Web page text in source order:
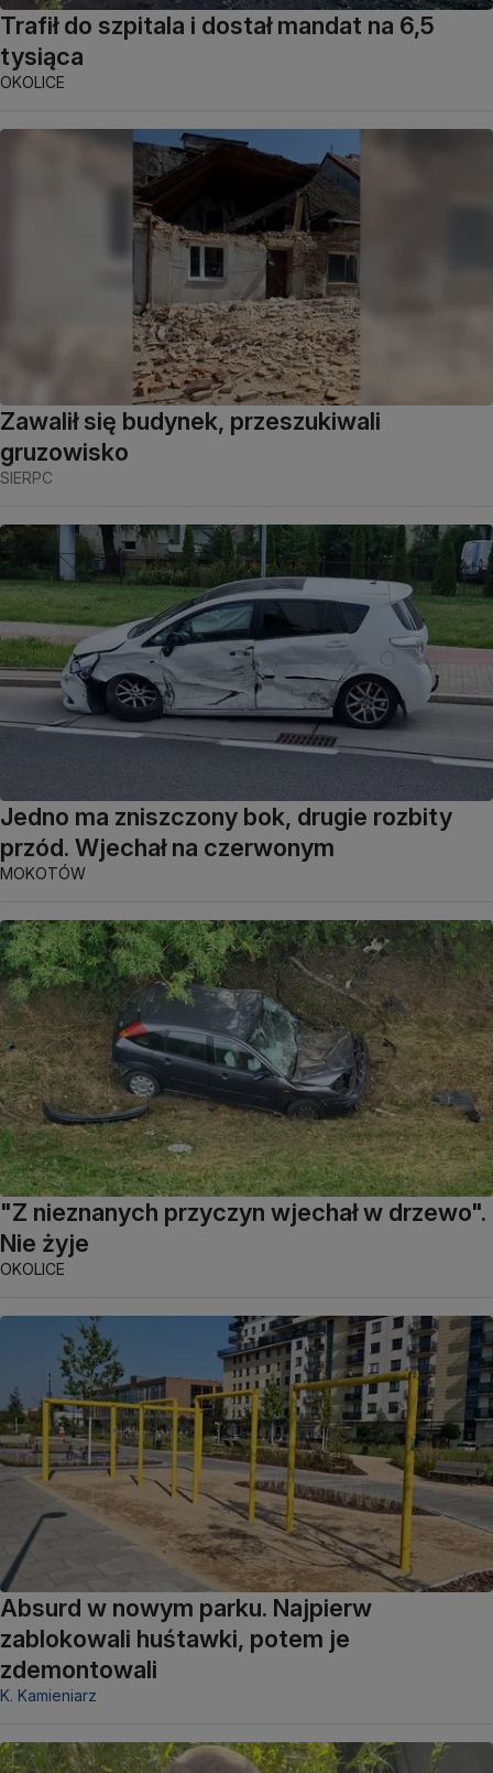
Trafił do szpitala i dostał mandat na 6,5
tysiąca
OKOLICE
Zawalił się budynek, przeszukiwali
gruzowisko
SIERPC
Jedno ma zniszczony bok, drugie rozbity
przód. Wjechał na czerwonym
MOKOTÓW
"Z nieznanych przyczyn wjechał w drzewo".
Nie żyje
OKOLICE
Absurd w nowym parku. Najpierw
zablokowali huśtawki, potem je
zdemontowali
K. Kamieniarz